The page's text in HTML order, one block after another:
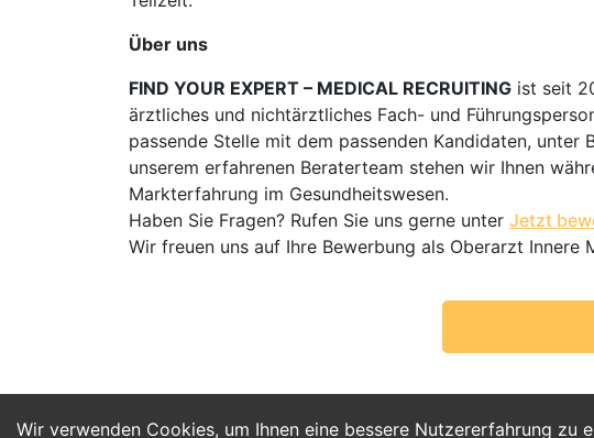
Wir verwenden Cookies, um Ihnen eine bessere Nutzererfahrung zu
Über uns
FIND YOUR EXPERT – MEDICAL RECRUITING ist seit
ärztliches und nichtärztliches Fach- und
passende Stelle mit dem passenden Kandidaten,
unserem erfahrenen Beraterteam stehen wir Ihnen
Markterfahrung im Gesundheitswesen.
Haben Sie Fragen? Rufen Sie uns gerne unter Jetzt
Wir freuen uns auf Ihre Bewerbung als Oberarzt Innere